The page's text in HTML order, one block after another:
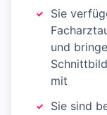
Sie
und
mit
Sie sind